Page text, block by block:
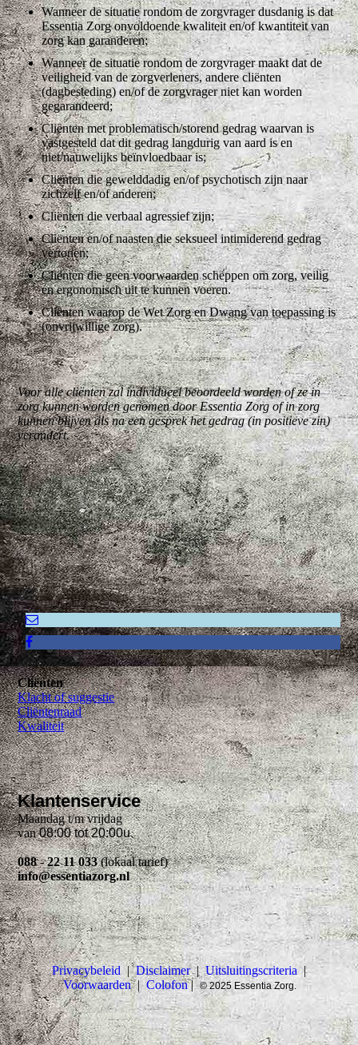
Wanneer de situatie rondom de zorgvrager dusdanig is dat
Essentia Zorg onvoldoende kwaliteit en/of kwantiteit van
zorg kan garanderen;
Wanneer de situatie rondom de zorgvrager maakt dat de
veiligheid van de zorgverleners, andere cliënten
(dagbesteding) en/of de zorgvrager niet kan worden
gegarandeerd;
Cliënten met problematisch/storend gedrag waarvan is
vastgesteld dat dit gedrag langdurig van aard is en
niet/nauwelijks beïnvloedbaar is;
Cliënten die gewelddadig en/of psychotisch zijn naar
zichzelf en/of anderen;
Cliënten die verbaal agressief zijn;
Cliënten en/of naasten die seksueel intimiderend gedrag
vertonen;
Cliënten die geen voorwaarden scheppen om zorg, veilig
en ergonomisch uit te kunnen voeren.
Cliënten waarop de Wet Zorg en Dwang van toepassing is
(onvrijwillige zorg).
Voor alle cliënten zal individueel beoordeeld worden of ze in
zorg kunnen worden genomen door Essentia Zorg of in zorg
kunnen blijven als na een gesprek het gedrag (in positieve zin)
verandert.
Cliënten
Klacht of suggestie
Cliëntenraad
Kwaliteit
Klantenservice
Maandag t/m vrijdag
van08:00 tot 20:00u
088 - 22 11 033(lokaal tarief)
info@essentiazorg.nl
Privacybeleid|Disclaimer|Uitsluitingscriteria |
Voorwaarden| Colofon|© 2025 Essentia Zorg.